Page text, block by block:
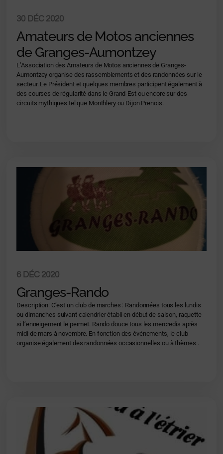
30 DÉC 2020
Amateurs de Motos anciennes
de Granges-Aumontzey
L’Association des Amateurs de Motos anciennes de Granges-
Aumontzey organise des rassemblements et des randonnées sur le
secteur. Le Président et quelques membres participent également à
des courses de régularité dans le Grand-Est ou encore sur des
circuits mythiques tel que Monthlery ou Dijon Prenois.
6 DÉC 2020
Granges-Rando
Description: C’est un club de marches : Randonnées tous les lundis
ou dimanches suivant calendrier établi en début de saison, raquette
si l’enneigement le permet. Rando douce tous les mercredis après
midi de mars à novembre. En fonction des événements, le club
organise également des randonnées occasionnelles ou à thèmes .